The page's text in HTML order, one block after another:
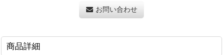
お問い合わせ
商品詳細